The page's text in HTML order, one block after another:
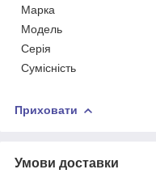
Марка
Мoдель
Серія
Сумісність
Приховати
Умови доставки